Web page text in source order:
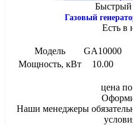
Быстрый
Газовый
Есть в
Модель
GA10000
Мощность, кВт
10.00
цена
Наши менеджеры